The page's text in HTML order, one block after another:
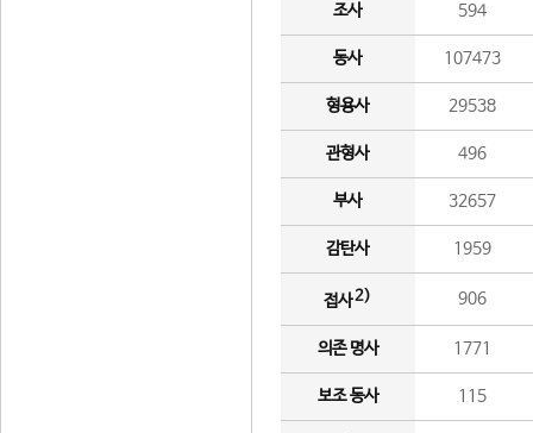
조사 594
동사 107473
형용사 29538
관형사 496
부사 32657
감탄사 1959
접사2) 906
의존 명사 1771
보조 동사 115